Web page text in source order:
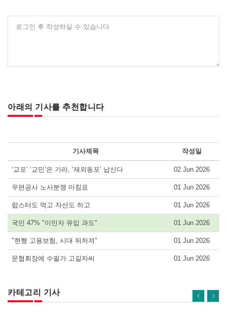
로그인 후 작성하실 수 있습니다
아래의 기사를 추천합니다
기사제목 작성일
‘교포’ ‘교민’은 가라, ‘재외동포’ 납신다 02 Jun 2026
우편공사 노사분쟁 마침표 01 Jun 2026
랍스터도 먹고 자선도 하고 01 Jun 2026
국민 47% "이민자 유입 과도" 01 Jun 2026
"현행 고용보험, 시대 뒤처져" 01 Jun 2026
문협회장에 수필가 고길자씨 01 Jun 2026
카테고리 기사